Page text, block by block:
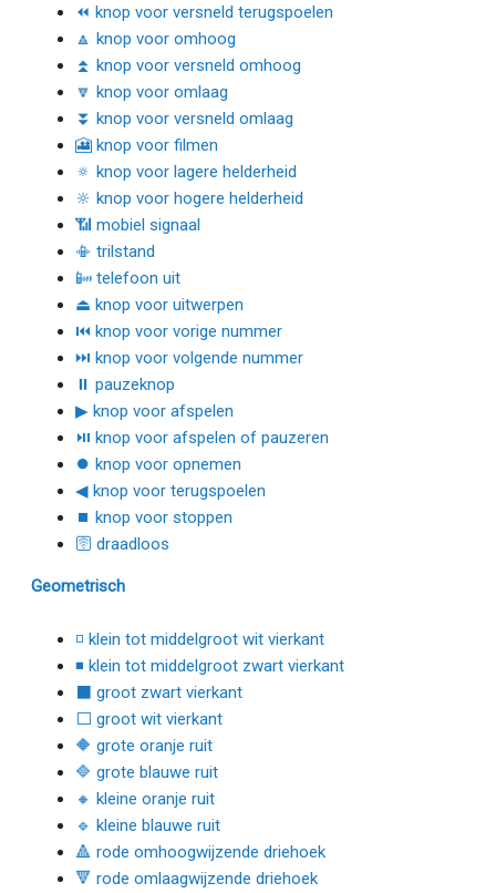
⏪ knop voor versneld terugspoelen
🔼 knop voor omhoog
⏫ knop voor versneld omhoog
🔽 knop voor omlaag
⏬ knop voor versneld omlaag
🎦 knop voor filmen
🔅 knop voor lagere helderheid
🔆 knop voor hogere helderheid
📶 mobiel signaal
📳 trilstand
📴 telefoon uit
⏏ knop voor uitwerpen
⏮ knop voor vorige nummer
⏭ knop voor volgende nummer
⏸ pauzeknop
▶ knop voor afspelen
⏯ knop voor afspelen of pauzeren
⏺ knop voor opnemen
◀ knop voor terugspoelen
⏹ knop voor stoppen
🛜 draadloos
Geometrisch
◽ klein tot middelgroot wit vierkant
◾ klein tot middelgroot zwart vierkant
⬛ groot zwart vierkant
⬜ groot wit vierkant
🔶 grote oranje ruit
🔷 grote blauwe ruit
🔸 kleine oranje ruit
🔹 kleine blauwe ruit
🔺 rode omhoogwijzende driehoek
🔻 rode omlaagwijzende driehoek